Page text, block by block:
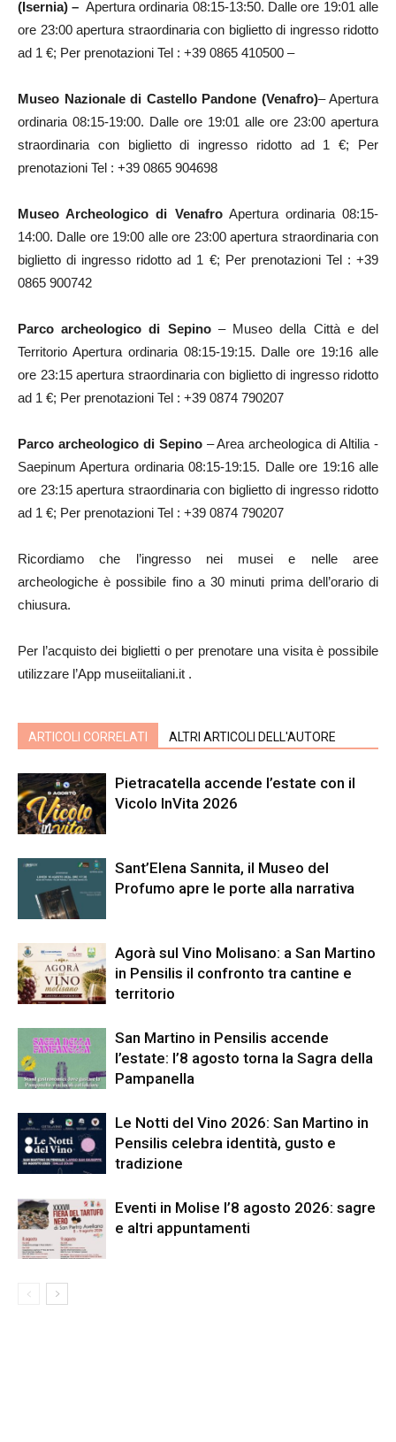
(Isernia) – Apertura ordinaria 08:15-13:50. Dalle ore 19:01 alle
ore 23:00 apertura straordinaria con biglietto di ingresso ridotto
ad 1 €; Per prenotazioni Tel : +39 0865 410500 –
Museo Nazionale di Castello Pandone (Venafro)– Apertura
ordinaria 08:15-19:00. Dalle ore 19:01 alle ore 23:00 apertura
straordinaria con biglietto di ingresso ridotto ad 1 €; Per
prenotazioni Tel : +39 0865 904698
Museo Archeologico di VenafroApertura ordinaria 08:15-
14:00. Dalle ore 19:00 alle ore 23:00 apertura straordinaria con
biglietto di ingresso ridotto ad 1 €; Per prenotazioni Tel : +39
0865 900742
Parco archeologico di Sepino– Museo della Città e del
Territorio Apertura ordinaria 08:15-19:15. Dalle ore 19:16 alle
ore 23:15 apertura straordinaria con biglietto di ingresso ridotto
ad 1 €; Per prenotazioni Tel : +39 0874 790207
Parco archeologico di Sepino– Area archeologica di Altilia -
Saepinum Apertura ordinaria 08:15-19:15. Dalle ore 19:16 alle
ore 23:15 apertura straordinaria con biglietto di ingresso ridotto
ad 1 €; Per prenotazioni Tel : +39 0874 790207
Ricordiamo che l’ingresso nei musei e nelle aree
archeologiche è possibile fino a 30 minuti prima dell’orario di
chiusura.
Per l’acquisto dei biglietti o per prenotare una visita è possibile
utilizzare l’App museiitaliani.it .
ARTICOLI CORRELATI ALTRI ARTICOLI DELL'AUTORE
Pietracatella accende l’estate con il
Vicolo InVita 2026
Sant’Elena Sannita, il Museo del
Profumo apre le porte alla narrativa
Agorà sul Vino Molisano: a San Martino
in Pensilis il confronto tra cantine e
territorio
San Martino in Pensilis accende
l’estate: l’8 agosto torna la Sagra della
Pampanella
Le Notti del Vino 2026: San Martino in
Pensilis celebra identità, gusto e
tradizione
Eventi in Molise l’8 agosto 2026: sagre
e altri appuntamenti